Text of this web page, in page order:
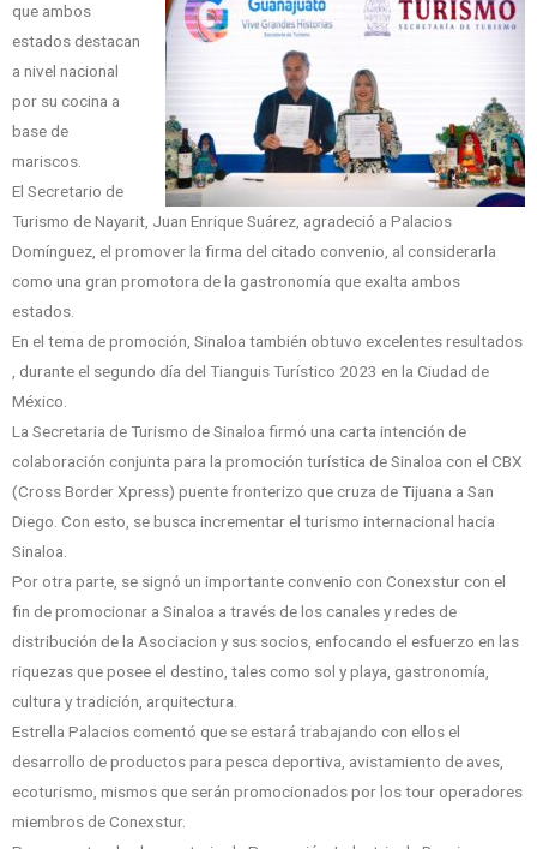
que ambos
estados destacan
a nivel nacional
por su cocina a
base de
mariscos.
El Secretario de
Turismo de Nayarit, Juan Enrique Suárez, agradeció a Palacios
Domínguez, el promover la firma del citado convenio, al considerarla
como una gran promotora de la gastronomía que exalta ambos
estados.
En el tema de promoción, Sinaloa también obtuvo excelentes resultados
, durante el segundo día del Tianguis Turístico 2023 en la Ciudad de
México.
La Secretaria de Turismo de Sinaloa firmó una carta intención de
colaboración conjunta para la promoción turística de Sinaloa con el CBX
(Cross Border Xpress) puente fronterizo que cruza de Tijuana a San
Diego. Con esto, se busca incrementar el turismo internacional hacia
Sinaloa.
Por otra parte, se signó un importante convenio con Conexstur con el
fin de promocionar a Sinaloa a través de los canales y redes de
distribución de la Asociacion y sus socios, enfocando el esfuerzo en las
riquezas que posee el destino, tales como sol y playa, gastronomía,
cultura y tradición, arquitectura.
Estrella Palacios comentó que se estará trabajando con ellos el
desarrollo de productos para pesca deportiva, avistamiento de aves,
ecoturismo, mismos que serán promocionados por los tour operadores
miembros de Conexstur.